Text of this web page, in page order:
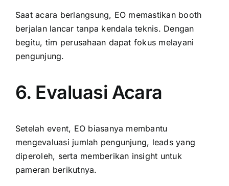
Saat acara berlangsung, EO memastikan booth
berjalan lancar tanpa kendala teknis. Dengan
begitu, tim perusahaan dapat fokus melayani
pengunjung.
6. Evaluasi Acara
Setelah event, EO biasanya membantu
mengevaluasi jumlah pengunjung, leads yang
diperoleh, serta memberikan insight untuk
pameran berikutnya.